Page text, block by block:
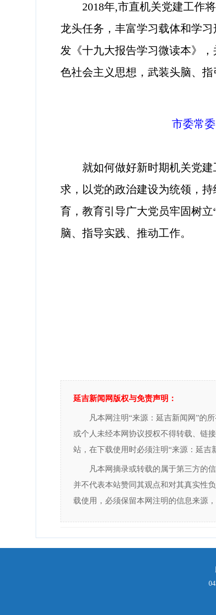
2018年,市直机关党建工作将
龙头任务，丰富学习载体和学
发《十九大报告学习微读本》
色社会主义思想，武装头脑、指
市委常
就如何做好新时期机关党建
求，以党的政治建设为统领，
育，教育引导广大党员牢固树
脑、指导实践、推动工作。
延吉新闻网版权与免责声明：
凡本网注明“来源：延吉新闻网”的
或个人未经本网协议授权不得转载、链
站，在下载使用时必须注明“来源：延吉
凡本网摘录或转载的属于第三方的
并不代表本站赞同其观点和对其真实性
载使用，必须保留本网注明的信息来源